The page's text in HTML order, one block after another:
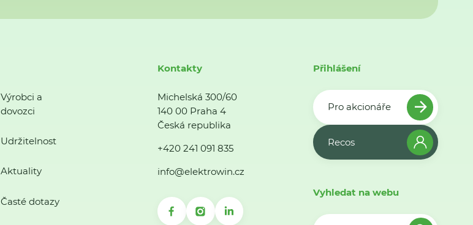
Výrobci a
dovozci
Udržitelnost
Aktuality
Časté dotazy
Kontakty
Michelská 300/60
140 00 Praha 4
Česká republika
+420 241 091 835
info@elektrowin.cz
Přihlášení
Pro akcionáře
Recos
Vyhledat na webu